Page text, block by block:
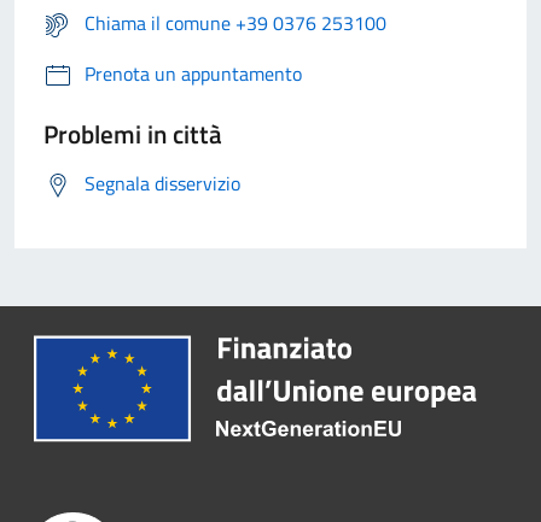
Chiama il comune +39 0376 253100
Prenota un appuntamento
Problemi in città
Segnala disservizio